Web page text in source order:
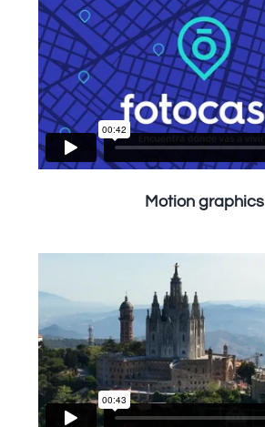
Motion graphics